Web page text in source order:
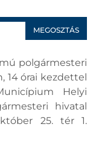
MEGOSZTÁS
polgármesteri
14 órai kezdettel
Helyi
hivatal
25. tér 1.